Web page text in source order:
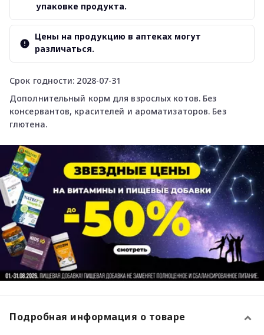
Срок годности: 2028-07-31
Дополнительный корм для взрослых котов. Без
консервантов, красителей и ароматизаторов. Без
глютена.
упаковке продукта.
Цены на продукцию в аптеках могут
различаться.
Подробная информация о товаре